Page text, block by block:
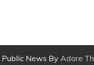
Public News By Adore